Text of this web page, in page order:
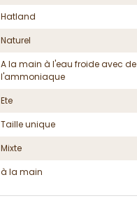
Hatland
Naturel
A la main à l'eau froide avec de
l'ammoniaque
Ete
Taille unique
Mixte
à la main